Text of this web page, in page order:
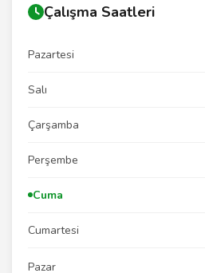
Çalışma Saatleri
Pazartesi
Salı
Çarşamba
Perşembe
Cuma
Cumartesi
Pazar